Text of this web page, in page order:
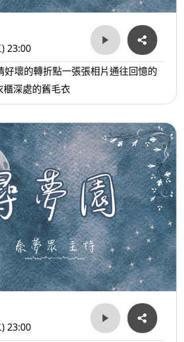
23:00
好壞的轉折點一張張相片通往回憶的
深處的舊毛衣
23:00